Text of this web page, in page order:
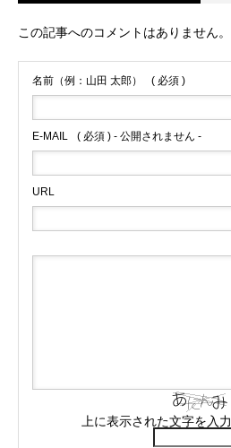
この記事へのコメントはありません。
名前（例：山田 太郎） ( 必須 )
E-MAIL ( 必須 ) - 公開されません -
URL
上に表示された文字を入